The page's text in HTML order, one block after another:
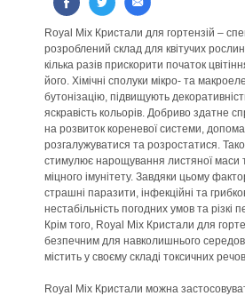
Royal Mix Кристали для гортензій –
розроблений склад для квітучих
кілька разів прискорити початок
його. Хімічні сполуки мікро- та
бутонізацію, підвищують
яскравість кольорів. Добриво здатне
на розвиток кореневої системи,
розгалужуватися та розростатися.
стимулює нарощування листяної маси
міцного імунітету. Завдяки цьому
страшні паразити, інфекційні та
нестабільність погодних умов та
Крім того, Royal Mix Кристали для
безпечним для навколишнього
містить у своєму складі токсичних
Royal Mix Кристали можна